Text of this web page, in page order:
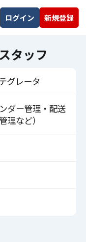
ログイン 新規登録
タッフ
グレータ
ダー管理・配送
理など）